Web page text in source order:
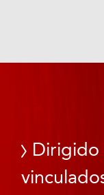
Dirigido